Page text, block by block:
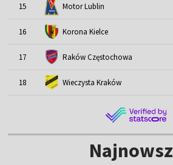
15 Motor Lublin
16 Korona Kielce
17 Raków Częstochowa
18 Wieczysta Kraków